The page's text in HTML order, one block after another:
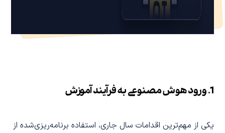
1. ورود هوش مصنوعی به فرآیند آموزش
یکی از مهم‌ترین اقدامات سال جاری، استفاده برنامه‌ریزی‌شده از